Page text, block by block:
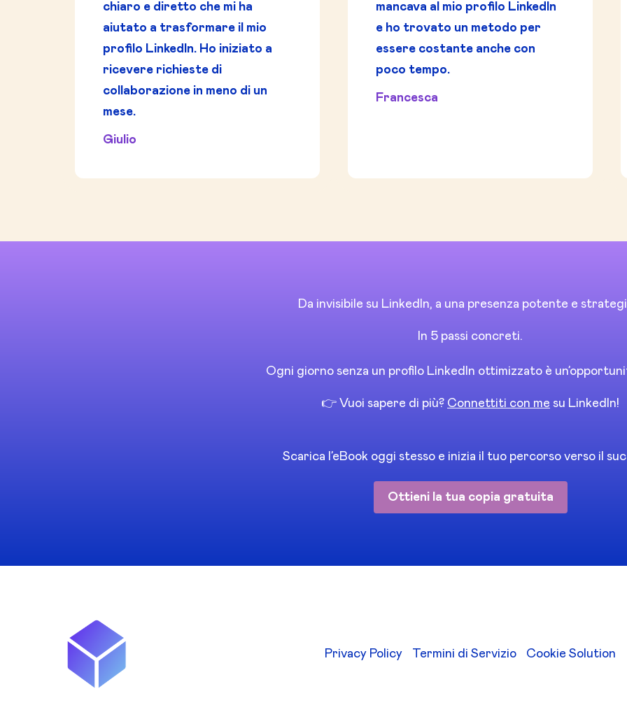
chiaro e diretto che mi ha
aiutato a trasformare il mio
profilo LinkedIn. Ho iniziato a
ricevere richieste di
collaborazione in meno di un
mese.
Giulio
mancava al mio profilo LinkedIn
e ho trovato un metodo per
essere costante anche con
poco tempo.
Francesca
Da invisibile su LinkedIn, a una presenza potente e
In 5 passi concreti.
Ogni giorno senza un profilo LinkedIn ottimizzato è
👉 Vuoi sapere di più? Connettiti con me su LinkedIn!
Scarica l’eBook oggi stesso e inizia il tuo percorso verso il
Ottieni la tua copia gratuita
Privacy Policy Termini di Servizio Cookie Solution